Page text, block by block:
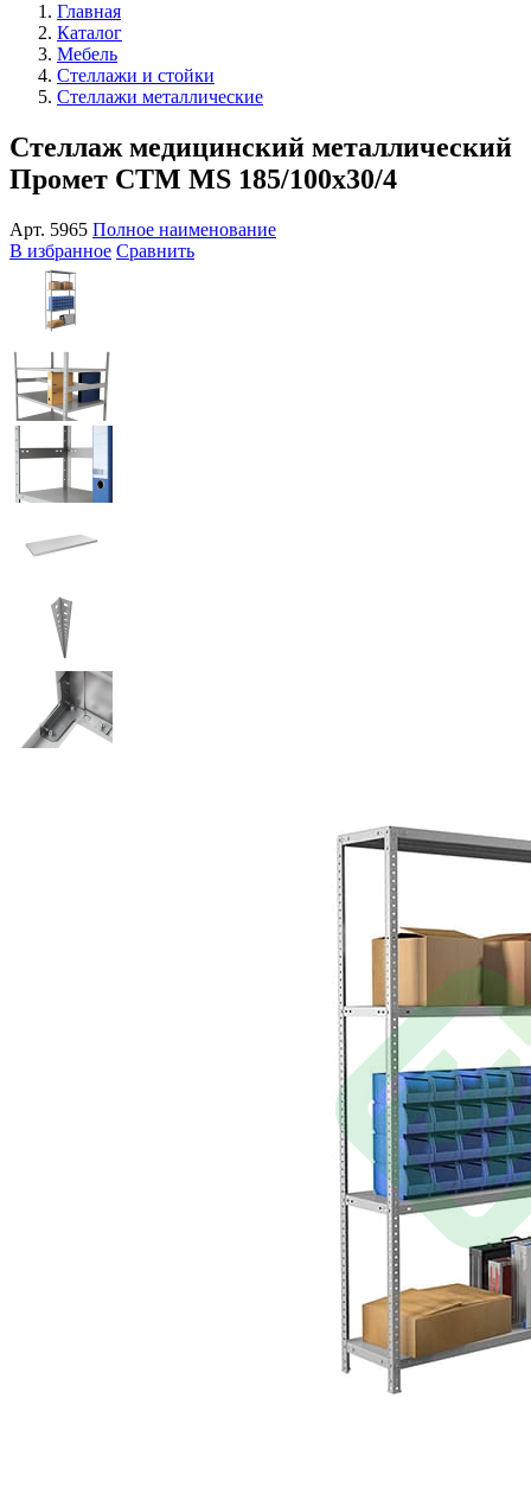
Главная
Каталог
Мебель
Стеллажи и стойки
Стеллажи металлические
Стеллаж медицинский металлический
Промет СТМ MS 185/100x30/4
Арт. 5965 Полное наименование
В избранное Сравнить